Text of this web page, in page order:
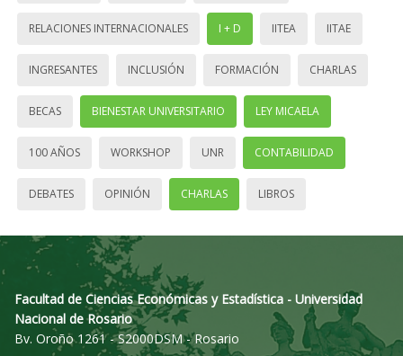
RELACIONES INTERNACIONALES I + D IITEA IITAE
INGRESANTES INCLUSIÓN FORMACIÓN CHARLAS
BECAS BIENESTAR UNIVERSITARIO LEY MICAELA
100 AÑOS WORKSHOP UNR CONTABILIDAD
DEBATES OPINIÓN CHARLAS LIBROS
Facultad de Ciencias Económicas y Estadística - Universidad
Nacional de Rosario
Bv. Oroño 1261 - S2000DSM - Rosario